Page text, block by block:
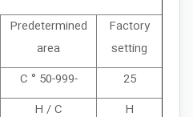
Predetermined
area
Factory
setting
-50-999 ° C
25
H / C
H